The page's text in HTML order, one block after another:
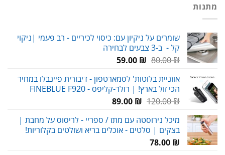
מתנות
שומרים על ניקיון עם: כיסוי לכיריים - רב פעמי |ניקוי
קל - ב-3 צבעים לבחירה
80.00₪
המחיר
היה:
80.00 ₪.
59.00 ₪
המחיר
הוא:
59.00 ₪.
אוזניית בלוטות' לסמארטפון - דיבורית פיינבלו במחיר
הכי זול בארץ! | רולר-קליפס - FINEBLUE F920
120.00₪
המחיר
היה:
120.00 ₪.
89.00 ₪
המחיר
הוא:
89.00 ₪.
מיכל נירוסטה עם מתז / ספריי - לריסוס על מחבת |
בצקים | סלטים - אוכלים בריא ושולטים בקלוריות!
78.00 ₪